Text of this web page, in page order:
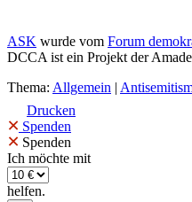
ASK wurde vom Forum
DCCA ist ein Projekt der
Thema: Allgemein |
Drucken
× Spenden
× Spenden
Ich möchte mit
helfen.